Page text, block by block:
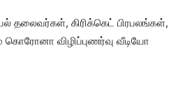
தலைவர்கள், கிரிக்கெட் பிரபலங்கள்,
கொரோனா விழிப்புணர்வு வீடியோ